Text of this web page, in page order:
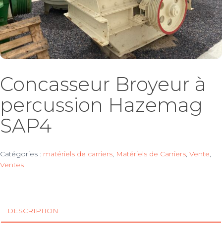
Concasseur Broyeur à
percussion Hazemag
SAP4
Catégories : matériels de carriers, Matériels de Carriers, Vente,
Ventes
DESCRIPTION